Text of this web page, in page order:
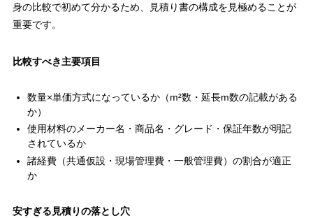
身の比較で初めて分かるため、見積り書の構成を見極めることが
重要です。
比較すべき主要項目
数量×単価方式になっているか（m²数・延長m数の記載がある
か）
使用材料のメーカー名・商品名・グレード・保証年数が明記
されているか
諸経費（共通仮設・現場管理費・一般管理費）の割合が適正
か
安すぎる見積りの落とし穴